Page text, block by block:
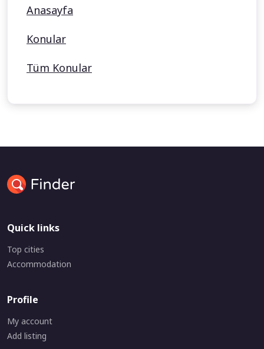
Anasayfa
Konular
Tüm Konular
Quick links
Top cities
Accommodation
Profile
My account
Add listing